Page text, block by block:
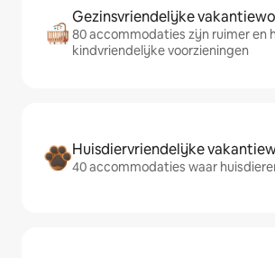
Gezinsvriendelijke
80 accommodaties zijn ruimer en
kindvriendelijke voorzieningen
Huisdiervriendelijke
40 accommodaties waar